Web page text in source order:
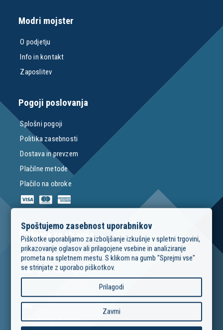
Modri mojster
O podjetju
Info in kontakt
Zaposlitev
Pogoji poslovanja
Splošni pogoji
Politika zasebnosti
Dostava in prevzem
Plačilne metode
Plačilo na obroke
Podpora za stranke
podpora@modrimojster.si
pon – pet: 9:00 – 16:00
FAQ
Reklamacije in vračila
Spoštujemo zasebnost uporabnikov
Piškotke uporabljamo za izboljšanje izkušnje v spletni trgovini,
prikazovanje oglasov ali prilagojene vsebine in analiziranje
prometa na spletnem mestu. S klikom na gumb "Sprejmi vse"
se strinjate z uporabo piškotkov.
Prilagodi
Zavrni